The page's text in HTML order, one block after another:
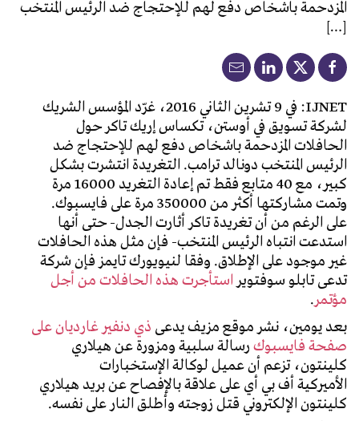
المزدحمة باشخاص دفع لهم للإحتجاج ضد الرئيس المنتخب
[…]
IJNET:
في 9 تشرين الثاني 2016، غرّد المؤسس الشريك
لشركة تسويق في أوستن، تكساس إريك تاكر حول
الحافلات المزدحمة باشخاص دفع لهم للإحتجاج ضد
الرئيس المنتخب دونالد ترامب. التغريدة انتشرت بشكل
كبير، مع 40 متابع فقط تم إعادة التغريد 16000 مرة
وتمت مشاركتها أكثر من 350000 مرة على فايسبوك.
على الرغم من أن تغريدة تاكر أثارت الجدل- حتى أنها
استدعت انتباه الرئيس المنتخب- فإن مثل هذه الحافلات
غير موجود على الإطلاق. وفقا لنيويورك تايمز فإن شركة
تدعى تابلو سوفتويراستأجرت هذه الحافلات من أجل
مؤتمر.
بعد يومين، نشر موقع مزيف يدعى ذي دنفير غارديان على
صفحة فايسبوكرسالة سلبية ومزورة عن هيلاري
كلينتون، تزعم أن عميل لوكالة الإستخبارات
الأميركية أف بي أي على علاقة بالإفصاح عن بريد هيلاري
كلينتون الإلكتروني قتل زوجته وأطلق النار على نفسه.